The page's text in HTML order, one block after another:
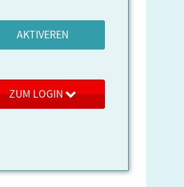
AKTIVEREN
ZUM LOGIN